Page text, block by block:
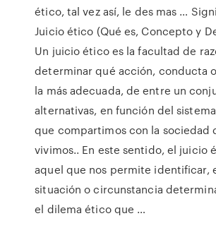
ético, tal vez así, le des mas …
Juicio ético (Qué es, Concepto y
Un juicio ético es la facultad de
determinar qué acción, conducta
la más adecuada, de entre un
alternativas, en función del
que compartimos con la sociedad
vivimos.. En este sentido, el juicio
aquel que nos permite identificar,
situación o circunstancia
el dilema ético que …